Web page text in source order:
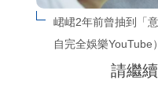
峮峮2年前曾抽到「
自完全娛樂YouTube）
請繼